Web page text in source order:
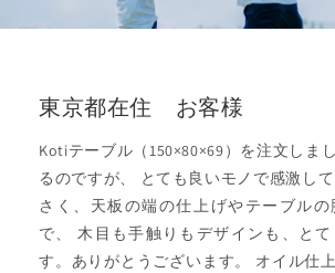
東京都在住 お客様
Kotiテーブル（150×80×69）を注文しま
るのですが、 とても良いモノで感激し
さく、天板の端の仕上げやテーブル
で、 木目も手触りもデザインも、と
す。ありがとうございます。 オイル仕